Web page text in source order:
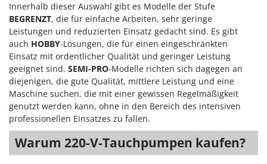
Innerhalb dieser Auswahl gibt es Modelle der Stufe
BEGRENZT, die für einfache Arbeiten, sehr geringe
Leistungen und reduzierten Einsatz gedacht sind. Es gibt
auch HOBBY-Lösungen, die für einen eingeschränkten
Einsatz mit ordentlicher Qualität und geringer Leistung
geeignet sind. SEMI-PRO-Modelle richten sich dagegen an
diejenigen, die gute Qualität, mittlere Leistung und eine
Maschine suchen, die mit einer gewissen Regelmäßigkeit
genutzt werden kann, ohne in den Bereich des intensiven
professionellen Einsatzes zu fallen.
Warum 220-V-Tauchpumpen kaufen?